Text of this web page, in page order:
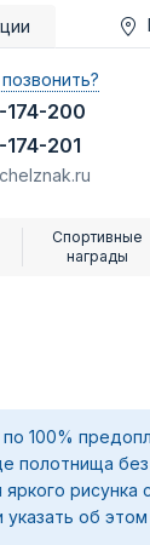
174-200
174-201
Спортивные
награды
100%
полотнища
указать об